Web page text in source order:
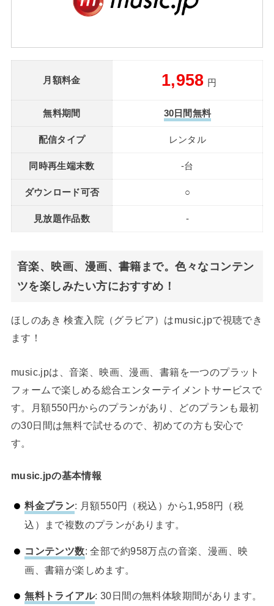
月額料金 1,958 円
無料期間 30日間無料
配信タイプ レンタル
同時再生端末数 -台
ダウンロード可否 ○
見放題作品数 -
音楽、映画、漫画、書籍まで。色々なコンテン
ツを楽しみたい方におすすめ！
ほしのあき 検査入院（グラビア）はmusic.jpで視聴でき
ます！
music.jpは、音楽、映画、漫画、書籍を一つのプラット
フォームで楽しめる総合エンターテイメントサービスで
す。月額550円からのプランがあり、どのプランも最初
の30日間は無料で試せるので、初めての方も安心で
す。
music.jpの基本情報
料金プラン: 月額550円（税込）から1,958円（税
込）まで複数のプランがあります。
コンテンツ数: 全部で約958万点の音楽、漫画、映
画、書籍が楽しめます。
無料トライアル: 30日間の無料体験期間があります。